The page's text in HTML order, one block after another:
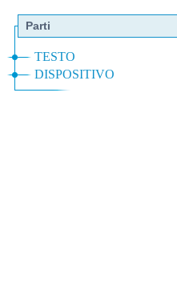
Parti
TESTO
DISPOSITIVO